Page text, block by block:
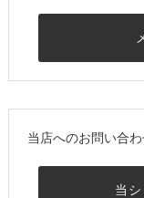
当店へのお問い合
当